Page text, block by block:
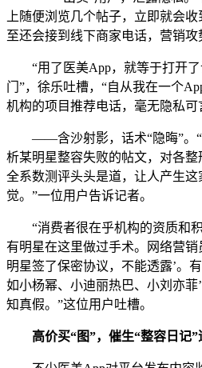
上随便浏览几个帖子，立即就会
至还会接到线下商家电话，营销攻
“用了医美App，就等于打开了
门”，徐乐吐槽，“自从我在一个
机构的项目推荐电话，毫无隐私可
——含沙射影，话术“隐晦”。“
析某明星整容失败的帖文，对各
全系数测评头头是道，让人产生
觉。”一位用户告诉记者。
“消费者很在乎机构的资质和积
有明星在这里做过手术。网络营销
明星签了保密协议，不能透露’。
如小杨幂、小迪丽热巴、小刘亦菲
知真假。”这位用户吐槽。
高价买“图”，催生“整容日记”